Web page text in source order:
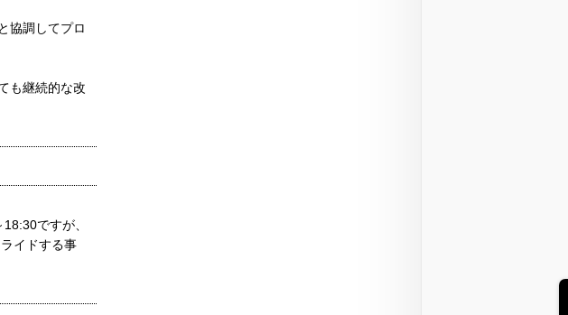
協調してプロ
も継続的な改
ですが、
イドする事